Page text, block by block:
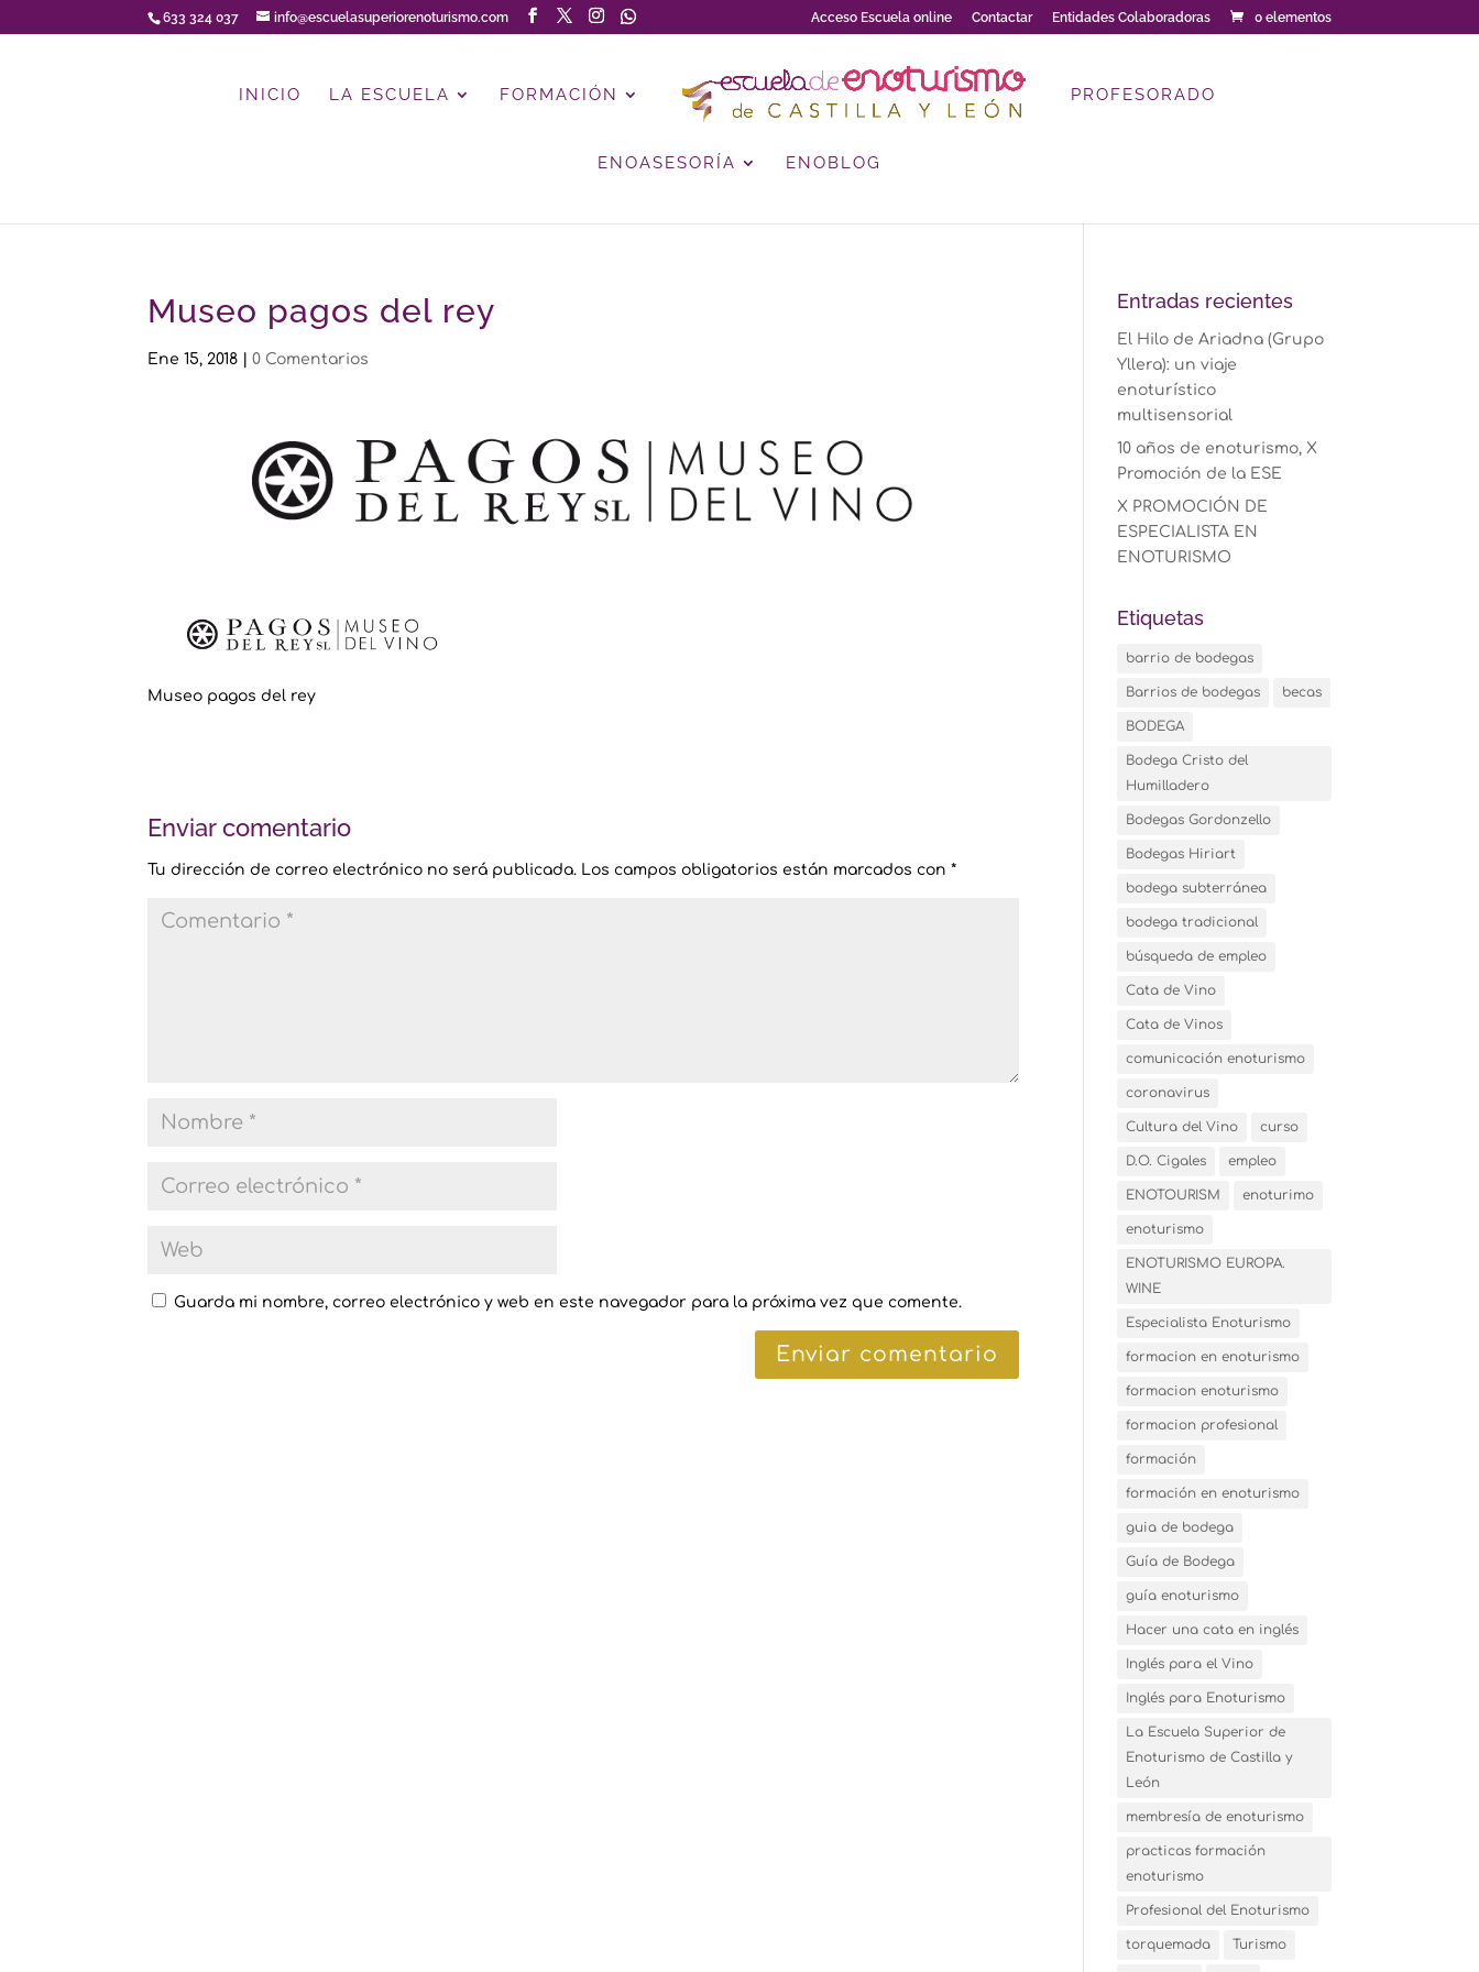
633 324 037 info@escuelasuperiorenoturismo.com Acceso Escuela online Contactar Entidades Colaboradoras 0 elementos
INICIO LA ESCUELA FORMACIÓN PROFESORADO
ENOASESORÍA ENOBLOG
Museo pagos del rey
Ene 15, 2018 |0 Comentarios
Museo pagos del rey
Enviar comentario
Tu dirección de correo electrónico no será publicada. Los campos obligatorios están marcados con*
Guarda mi nombre, correo electrónico y web en este navegador para la próxima vez que comente.
Entradas recientes
El Hilo de Ariadna (Grupo
Yllera): un viaje
enoturístico
multisensorial
10 años de enoturismo, X
Promoción de la ESE
X PROMOCIÓN DE
ESPECIALISTA EN
ENOTURISMO
Etiquetas
barrio de bodegas
Barrios de bodegas becas
BODEGA
Bodega Cristo del
Humilladero
Bodegas Gordonzello
Bodegas Hiriart
bodega subterránea
bodega tradicional
búsqueda de empleo
Cata de Vino
Cata de Vinos
comunicación enoturismo
coronavirus
Cultura del Vino curso
D.O. Cigales empleo
ENOTOURISM enoturimo
enoturismo
ENOTURISMO EUROPA.
WINE
Especialista Enoturismo
formacion en enoturismo
formacion enoturismo
formacion profesional
formación
formación en enoturismo
guia de bodega
Guía de Bodega
guía enoturismo
Hacer una cata en inglés
Inglés para el Vino
Inglés para Enoturismo
La Escuela Superior de
Enoturismo de Castilla y
León
membresía de enoturismo
practicas formación
enoturismo
Profesional del Enoturismo
torquemada Turismo